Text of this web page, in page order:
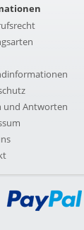
und Antworten